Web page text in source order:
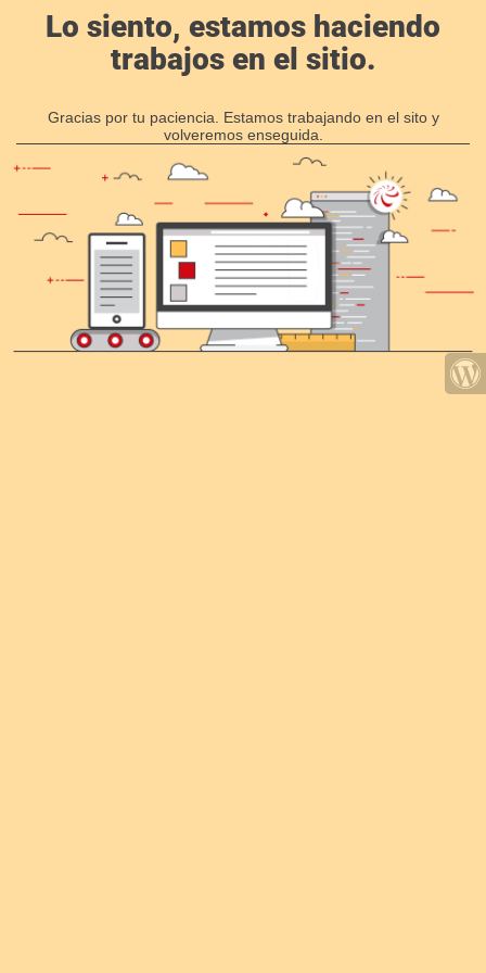
Lo siento, estamos haciendo
trabajos en el sitio.
Gracias por tu paciencia. Estamos trabajando en el sito y
volveremos enseguida.